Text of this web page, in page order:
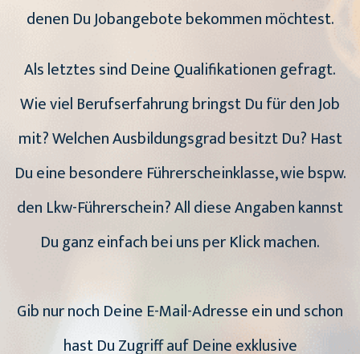
denen Du Jobangebote bekommen möchtest.
Als letztes sind Deine Qualifikationen gefragt.
Wie viel Berufserfahrung bringst Du für den Job
mit? Welchen Ausbildungsgrad besitzt Du? Hast
Du eine besondere Führerscheinklasse, wie bspw.
den Lkw-Führerschein? All diese Angaben kannst
Du ganz einfach bei uns per Klick machen.
Gib nur noch Deine E-Mail-Adresse ein und schon
hast Du Zugriff auf Deine exklusive